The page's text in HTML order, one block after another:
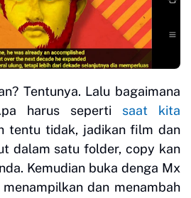
Tentunya. Lalu bagaimana
harus seperti saat kita
tentu tidak, jadikan film dan
dalam satu folder, copy kan
Kemudian buka denga Mx
dan menambah